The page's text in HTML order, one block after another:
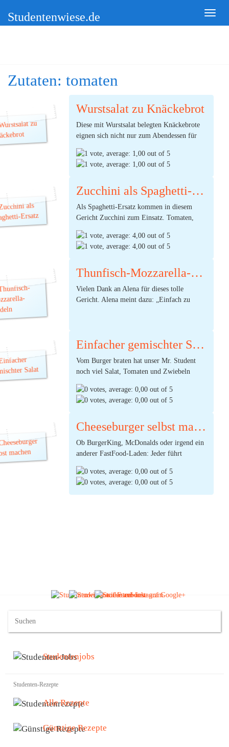
Studentenwiese.de
Zutaten: tomaten
Wurstsalat zu Knäckebrot
Diese mit Wurstsalat belegten Knäckebrote
eignen sich nicht nur zum Abendessen für
wenn man Kommilitonen oder andere
Freunde zu Gast hat. Dazu bereit man
Kräutern vor und stellt die Schüssel mit dem
(Ø:1,00
durch 1 Stimmen) |3Kommentare
Zucchini als Spaghetti-Ersatz
Als Spaghetti-Ersatz kommen in diesem
Gericht Zucchini zum Einsatz. Tomaten,
Geschmackserlebnis ab. Eine gute Mischung
aus echten Spaghetti und den Zucchini-
Kohlenhydrate sind wichtige Energie-
(Ø:4,00
durch 1 Stimmen) |3Kommentare
Thunfisch-Mozzarella-Nudeln
Vielen Dank an Alena für dieses tolle
Gericht. Alena meint dazu: „Einfach zu
Appetit.
(Ø:
Einfacher gemischter Salat
Vom Burger braten hat unser Mr. Student
noch viel Salat, Tomaten und Zwiebeln
machen als Salat!? Man weiß es nicht. Denn
irgendwann ist auch dieser kleine Salatkopf
und größer und dachte nicht im Traum
zu enden. Nun, sei es drum, jetzt kann er ja
end...
(Ø:0,00
durch 0 Stimmen)
Cheeseburger selbst machen
Ob BurgerKing, McDonalds oder irgend ein
anderer FastFood-Laden: Jeder führt
mit auf den Zug und versucht sich auch
einmal daran. Sein Cheesy ist wahrscheinlich
sogar noch ein Stück weit gesünder als die
Studentenjobs
Studenten-Rezepte
Alle Rezepte
Günstige Rezepte